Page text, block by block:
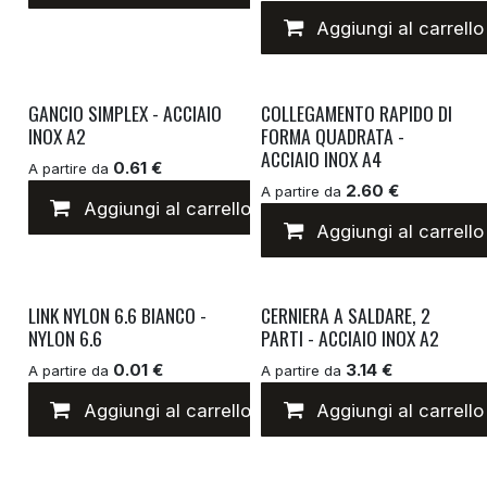
Aggiungi al carrello
GANCIO SIMPLEX - ACCIAIO
INOX A2
A partire da 0.61 €
Aggiungi al carrello Aggiungi alla lista
COLLEGAMENTO RAPIDO DI
FORMA QUADRATA -
ACCIAIO INOX A4
A partire da 2.60 €
Aggiungi al carrello
LINK NYLON 6.6 BIANCO -
NYLON 6.6
A partire da 0.01 €
Aggiungi al carrello Aggiungi alla lista
CERNIERA A SALDARE, 2
PARTI - ACCIAIO INOX A2
A partire da 3.14 €
Aggiungi al carrello